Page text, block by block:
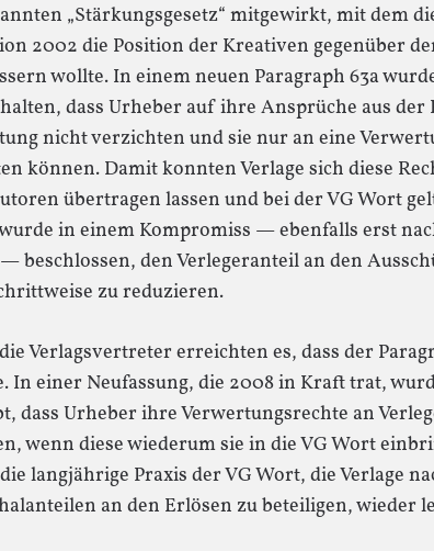
„Stärkungsgesetz“ mitgewirkt, mit dem
2002 die Position der Kreativen gegenüber
wollte. In einem neuen Paragraph 63a
dass Urheber auf ihre Ansprüche aus
nicht verzichten und sie nur an eine
können. Damit konnten Verlage sich diese
übertragen lassen und bei der VG Wort
in einem Kompromiss — ebenfalls erst
beschlossen, den Verlegeranteil an den
zu reduzieren.
Verlagsvertreter erreichten es, dass der
In einer Neufassung, die 2008 in Kraft trat,
dass Urheber ihre Verwertungsrechte an
wenn diese wiederum sie in die VG Wort
langjährige Praxis der VG Wort, die Verlage
an den Erlösen zu beteiligen, wieder